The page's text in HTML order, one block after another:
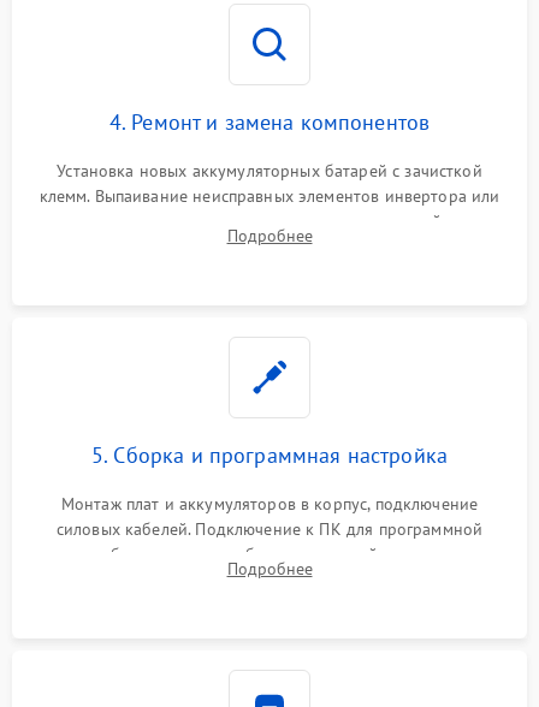
4. Ремонт и замена компонентов
Установка новых аккумуляторных батарей с зачисткой
клемм. Выпаивание неисправных элементов инвертора или
цепи зарядки и монтаж новых радиодеталей.
Восстановление поврежденных токоведущих дорожек и
Подробнее
5. Сборка и программная настройка
Монтаж плат и аккумуляторов в корпус, подключение
силовых кабелей. Подключение к ПК для программной
калибровки констант батареи, настройки порогов
срабатывания AVR и сброса счетчиков старения АКБ.
Подробнее